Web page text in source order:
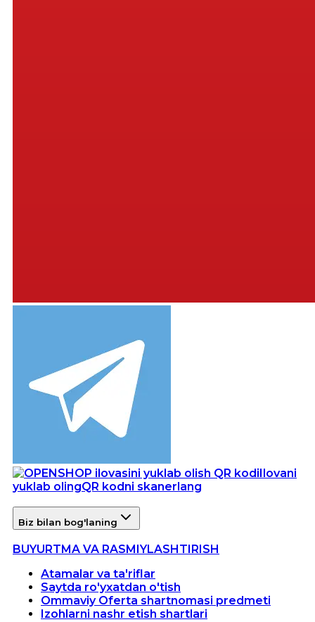
Ilovani
yuklab olingQR kodni skanerlang
Biz bilan bog'laning
BUYURTMA VA RASMIYLASHTIRISH
Atamalar va ta'riflar
Saytda ro'yxatdan o'tish
Ommaviy Oferta shartnomasi predmeti
Izohlarni nashr etish shartlari